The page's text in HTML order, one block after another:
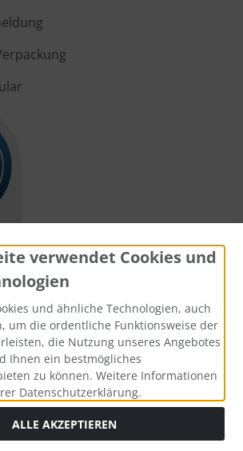
verwendet Cookies und
und ähnliche Technologien, auch
um die ordentliche Funktionsweise der
die Nutzung unseres Angebotes
Ihnen ein bestmögliches
zu können. Weitere Informationen
Datenschutzerklärung.
ALLE AKZEPTIEREN